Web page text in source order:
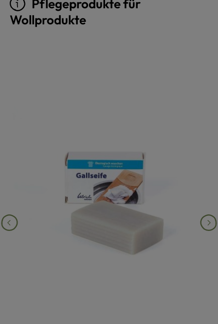
Pflegeprodukte für
Wollprodukte